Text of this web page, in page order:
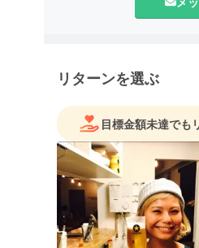
リターンを選ぶ
目標金額未達でも